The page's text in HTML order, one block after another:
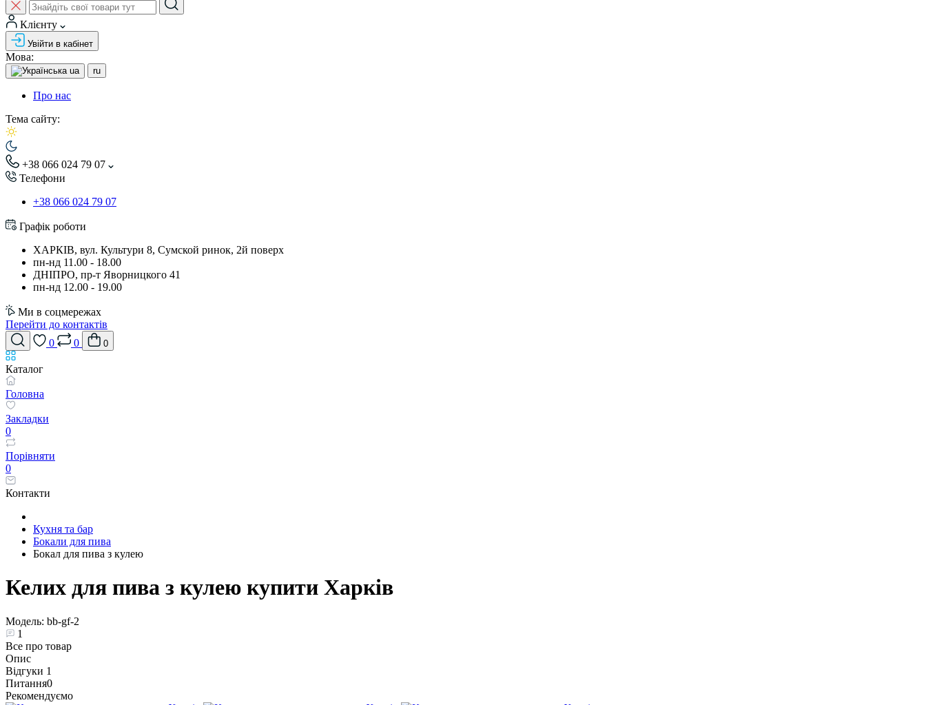
Клієнту
Увійти в кабінет
Мова:
ua ru
Про нас
Тема сайту:
+38 066 024 79 07
Телефони
+38 066 024 79 07
Графік роботи
ХАРКІВ, вул. Культури 8, Сумской ринок, 2й поверх
пн-нд 11.00 - 18.00
ДНІПРО, пр-т Яворницкого 41
пн-нд 12.00 - 19.00
Ми в соцмережах
Перейти до контактів
0
0 0
Каталог
Головна
Закладки
0
Порівняти
0
Контакти
Кухня та бар
Бокали для пива
Бокал для пива з кулею
Келих для пива з кулею купити Харків
Модель: bb-gf-2
1
Все про товар
Опис
Відгуки 1
Питання0
Рекомендуємо